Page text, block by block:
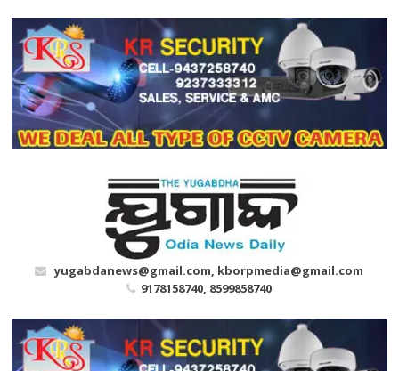
content
yugabdanews@gmail.com, kborpmedia@gmail.com
9178158740, 8599858740